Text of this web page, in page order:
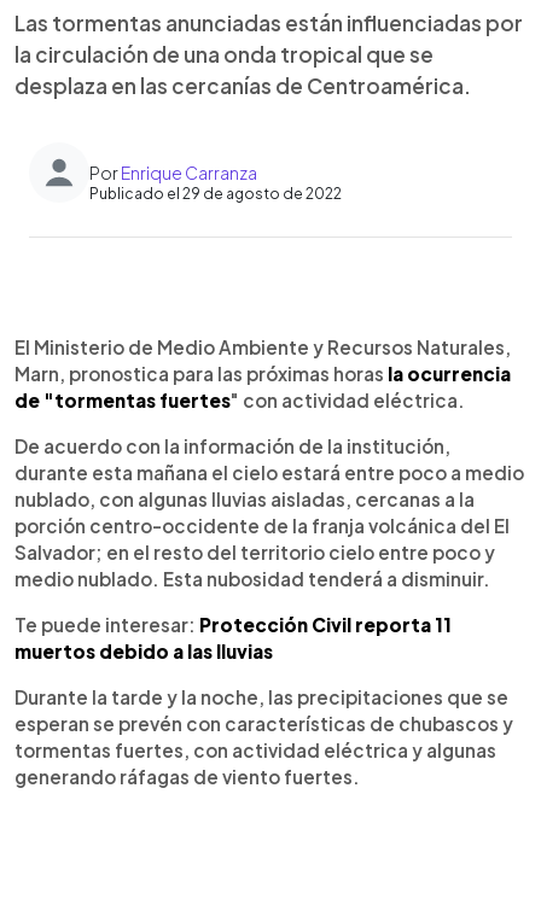
Las tormentas anunciadas están influenciadas por
la circulación de una onda tropical que se
desplaza en las cercanías de Centroamérica.
PorEnrique Carranza
Publicado el 29 de agosto de 2022
► Escuchar artículo
El Ministerio de Medio Ambiente y Recursos Naturales,
Marn, pronostica para las próximas horas la ocurrencia
de "tormentas fuertes" con actividad eléctrica.
De acuerdo con la información de la institución,
durante esta mañana el cielo estará entre poco a medio
nublado, con algunas lluvias aisladas, cercanas a la
porción centro-occidente de la franja volcánica del El
Salvador; en el resto del territorio cielo entre poco y
medio nublado. Esta nubosidad tenderá a disminuir.
Te puede interesar: Protección Civil reporta 11
muertos debido a las lluvias
Durante la tarde y la noche, las precipitaciones que se
esperan se prevén con características de chubascos y
tormentas fuertes, con actividad eléctrica y algunas
generando ráfagas de viento fuertes.